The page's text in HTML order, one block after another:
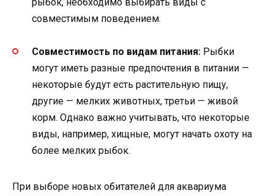
совместимым поведением.
Совместимость по видам питания: Рыбки
могут иметь разные предпочтения в питании —
некоторые будут есть растительную пищу,
другие — мелких животных, третьи — живой
корм. Однако важно учитывать, что некоторые
виды, например, хищные, могут начать охоту на
более мелких рыбок.
При выборе новых обитателей для аквариума